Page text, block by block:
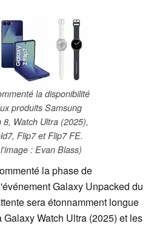
la disponibilité
produits Samsung
8, Watch Ultra (2025),
Flip7 et Flip7 FE.
: Evan Blass)
la phase de
Galaxy Unpacked du
sera étonnamment longue
Watch Ultra (2025) et les